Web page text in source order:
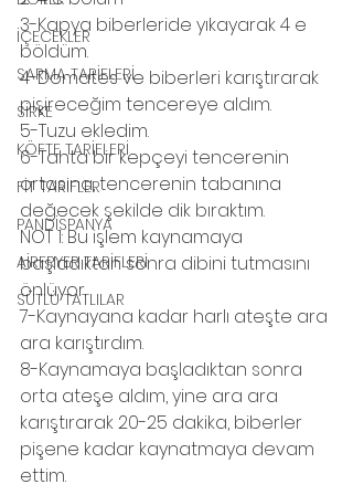
İÇECEKLER
SARMA TARİFLERİ
SİRKE
KÖFTE TARİFLERİ
FİT TARİFLER
PANDİSPANYA
AİRFRYER TARİFLERİ
SÜTLÜ TATLILAR
3-Kapya biberleride yıkayarak 4 e
böldüm.
4-Domates ve biberleri karıştırarak
pişireceğim tencereye aldım.
5-Tuzu ekledim.
6-Tahta bir kepçeyi tencerenin
ortasına, tencerenin tabanına
değecek şekilde dik bıraktım.
NOT 1: Bu işlem kaynamaya
başladıktan sonra dibini tutmasını
önlüyor.
7-Kaynayana kadar harlı ateşte ara
ara karıştırdım.
8-Kaynamaya başladıktan sonra
orta ateşe aldım, yine ara ara
karıştırarak 20-25 dakika, biberler
pişene kadar kaynatmaya devam
ettim.